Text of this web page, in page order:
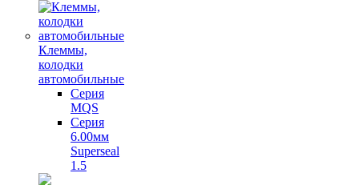
Клеммы,
колодки
автомобильные
Серия
MQS
Серия
6.00мм
Superseal
1.5